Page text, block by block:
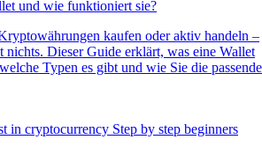
und wie funktioniert sie?
kaufen oder aktiv handeln –
Dieser Guide erklärt, was eine Wallet
Typen es gibt und wie Sie die passende